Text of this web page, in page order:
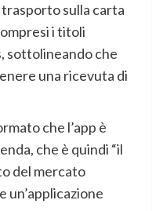
sulla carta
i titoli
sottolineando che
una ricevuta di
che l’app è
che è quindi “il
del mercato
un’applicazione